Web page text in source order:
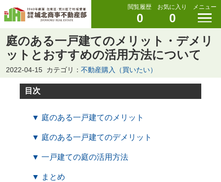
閲覧履歴
0
お気に入り
0
メニュー
庭のある一戸建てのメリット・デメリ
ットとおすすめの活用方法について
2022-04-15 カテゴリ： 不動産購入（買いたい）
目次
▼ 庭のある一戸建てのメリット
▼ 庭のある一戸建てのデメリット
▼ 一戸建ての庭の活用方法
▼ まとめ